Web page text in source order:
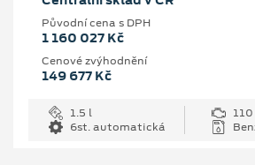
Původní cena s DPH
1 160 027 Kč
Cenové zvýhodnění
149 677 Kč
1.5 l
6st. automatická